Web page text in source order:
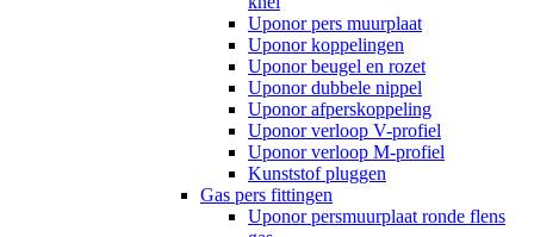
Uponor pers muurplaat
Uponor koppelingen
Uponor beugel en rozet
Uponor dubbele nippel
Uponor afperskoppeling
Uponor verloop V-profiel
Uponor verloop M-profiel
Kunststof pluggen
Gas pers fittingen
Uponor persmuurplaat ronde flens